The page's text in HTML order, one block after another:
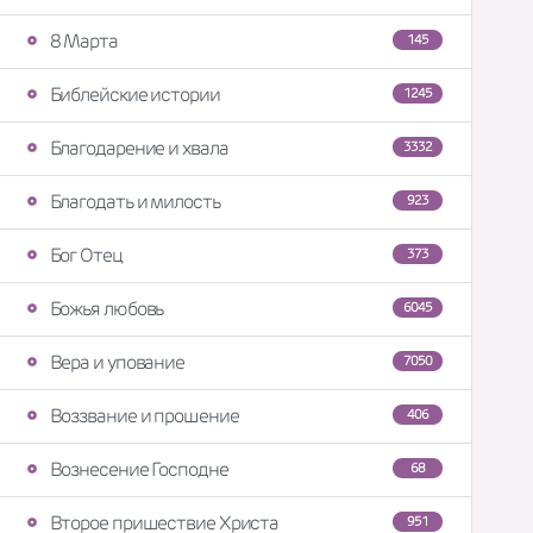
145
8 Марта
1245
Библейские истории
3332
Благодарение и хвала
923
Благодать и милость
373
Бог Отец
6045
Божья любовь
7050
Вера и упование
406
Воззвание и прошение
68
Вознесение Господне
951
Второе пришествие Христа